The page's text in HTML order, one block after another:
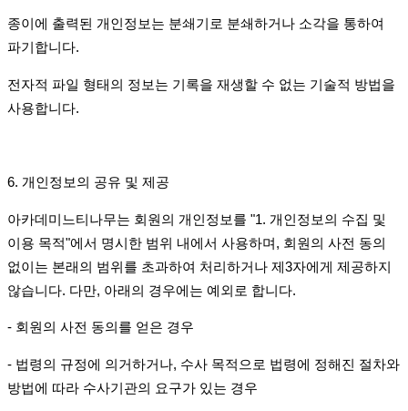
종이에 출력된 개인정보는 분쇄기로 분쇄하거나 소각을 통하여
파기합니다.
전자적 파일 형태의 정보는 기록을 재생할 수 없는 기술적 방법을
사용합니다.
6. 개인정보의 공유 및 제공
아카데미느티나무는 회원의 개인정보를 "1. 개인정보의 수집 및
이용 목적"에서 명시한 범위 내에서 사용하며 , 회원의 사전 동의
없이는 본래의 범위를 초과하여 처리하거나 제 3자에게 제공하지
않습니다. 다만, 아래의 경우에는 예외로 합니다.
- 회원의 사전 동의를 얻은 경우
- 법령의 규정에 의거하거나, 수사 목적으로 법령에 정해진 절차와
방법에 따라 수사기관의 요구가 있는 경우